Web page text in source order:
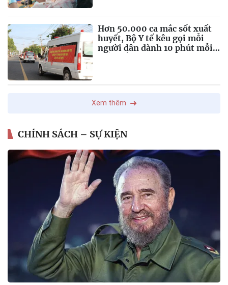
Hơn 50.000 ca mắc sốt xuất
huyết, Bộ Y tế kêu gọi mỗi
người dân dành 10 phút mỗi
Xem thêm
CHÍNH SÁCH – SỰ KIỆN